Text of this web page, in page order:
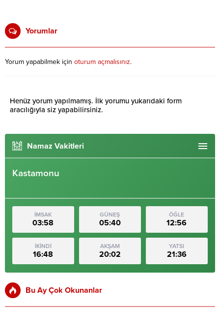
Yorumlar
Yorum yapabilmek için oturum açmalısınız.
Henüz yorum yapılmamış. İlk yorumu yukarıdaki form
aracılığıyla siz yapabilirsiniz.
Namaz Vakitleri
Kastamonu
İMSAK
03:58
GÜNEŞ
05:40
ÖĞLE
12:56
İKİNDİ
16:48
AKŞAM
20:02
YATSI
21:36
Bu Ay Çok Okunanlar